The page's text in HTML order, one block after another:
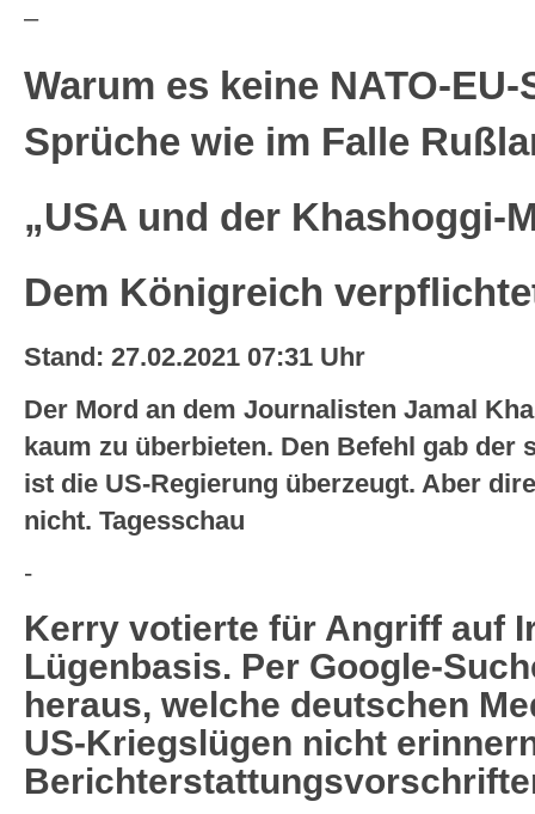
–
Warum es keine NATO-
Sprüche wie im Falle
„USA und der Khashoggi-
Dem Königreich
Stand: 27.02.2021 07:31 Uhr
Der Mord an dem Journalisten Jamal
kaum zu überbieten. Den Befehl gab der
ist die US-Regierung überzeugt. Aber
nicht. Tagesschau
-
Kerry votierte für Angriff auf
Lügenbasis. Per Google-
heraus, welche deutschen
US-Kriegslügen nicht